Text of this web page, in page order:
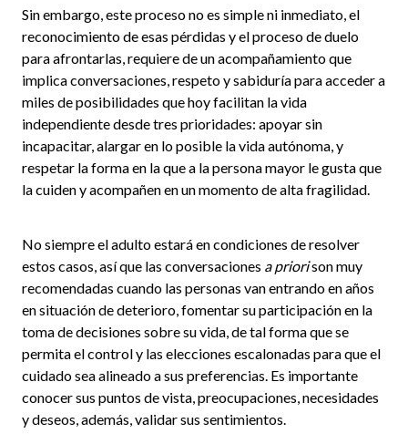
Sin embargo, este proceso no es simple ni inmediato, el
reconocimiento de esas pérdidas y el proceso de duelo
para afrontarlas, requiere de un acompañamiento que
implica conversaciones, respeto y sabiduría para acceder a
miles de posibilidades que hoy facilitan la vida
independiente desde tres prioridades: apoyar sin
incapacitar, alargar en lo posible la vida autónoma, y
respetar la forma en la que a la persona mayor le gusta que
la cuiden y acompañen en un momento de alta fragilidad.
No siempre el adulto estará en condiciones de resolver
estos casos, así que las conversaciones a priorison muy
recomendadas cuando las personas van entrando en años
en situación de deterioro, fomentar su participación en la
toma de decisiones sobre su vida, de tal forma que se
permita el control y las elecciones escalonadas para que el
cuidado sea alineado a sus preferencias. Es importante
conocer sus puntos de vista, preocupaciones, necesidades
y deseos, además, validar sus sentimientos.